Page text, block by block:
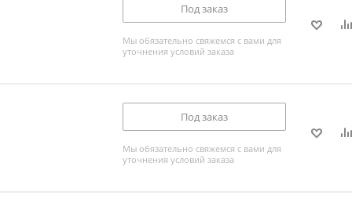
Под заказ
Мы обязательно свяжемся с вами для
уточнения условий заказа
Под заказ
Мы обязательно свяжемся с вами для
уточнения условий заказа